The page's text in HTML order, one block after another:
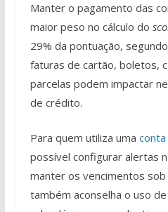
Manter o pagamento das
maior peso no cálculo do
29% da pontuação,
faturas de cartão, boletos,
parcelas podem impactar
de crédito.
Para quem utiliza uma
possível configurar alertas
manter os vencimentos sob
também aconselha o uso